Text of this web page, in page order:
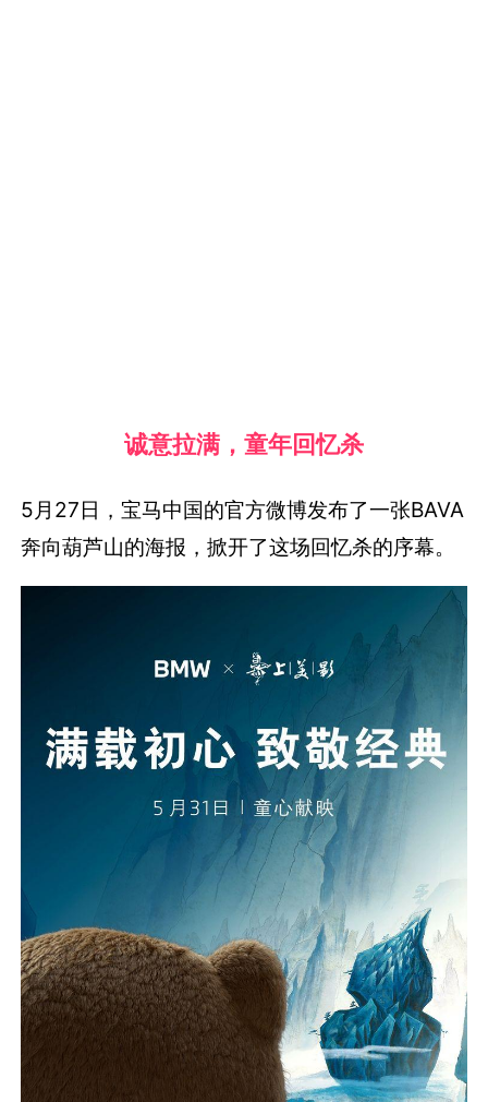
诚意拉满，童年回忆杀
5月27日，宝马中国的官方微博发布了一张BAVA
奔向葫芦山的海报，掀开了这场回忆杀的序幕。